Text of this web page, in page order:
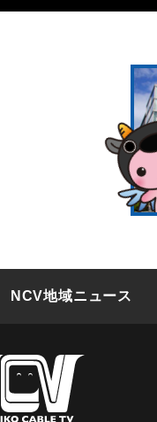
NCV地域ニュース